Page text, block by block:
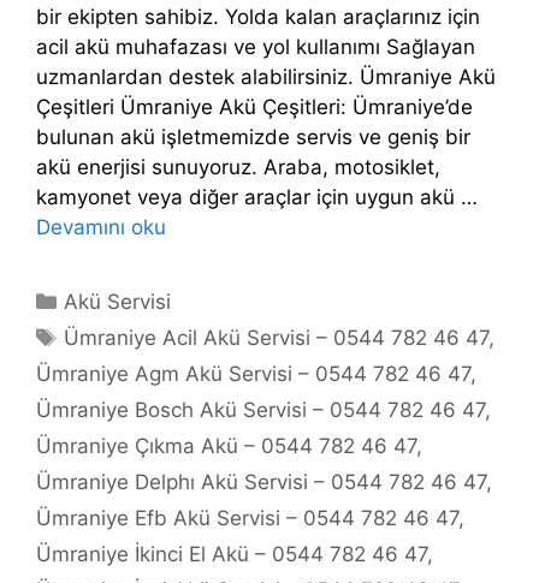
bir ekipten sahibiz. Yolda kalan araçlarınız için
acil akü muhafazası ve yol kullanımı Sağlayan
uzmanlardan destek alabilirsiniz. Ümraniye Akü
Çeşitleri Ümraniye Akü Çeşitleri: Ümraniye’de
bulunan akü işletmemizde servis ve geniş bir
akü enerjisi sunuyoruz. Araba, motosiklet,
kamyonet veya diğer araçlar için uygun akü …
Devamını oku
Kategoriler
Akü Servisi
Etiketler
Ümraniye Acil Akü Servisi – 0544 782 46 47,
Ümraniye Agm Akü Servisi – 0544 782 46 47,
Ümraniye Bosch Akü Servisi – 0544 782 46 47,
Ümraniye Çıkma Akü – 0544 782 46 47,
Ümraniye Delphı Akü Servisi – 0544 782 46 47,
Ümraniye Efb Akü Servisi – 0544 782 46 47,
Ümraniye İkinci El Akü – 0544 782 46 47,